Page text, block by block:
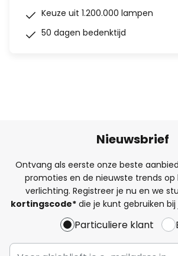
Keuze uit 1.200.000 lampen
50 dagen bedenktijd
Nieuwsbrief
Ontvang als eerste onze beste
promoties en de nieuwste trends
verlichting. Registreer je nu en we
kortingscode*die je kunt gebruiken
Particuliere klant